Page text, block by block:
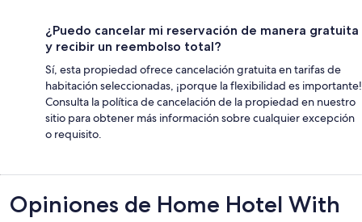
¿Puedo cancelar mi reservación de manera gratuita
y recibir un reembolso total?
Sí, esta propiedad ofrece cancelación gratuita en tarifas de
habitación seleccionadas, ¡porque la flexibilidad es importante!
Consulta la política de cancelación de la propiedad en nuestro
sitio para obtener más información sobre cualquier excepción
o requisito.
Opiniones
Opiniones de Home Hotel With